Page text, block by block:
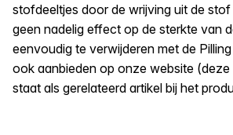
stofdeeltjes door de wrijving uit de stof
geen nadelig effect op de sterkte van
eenvoudig te verwijderen met de
ook aanbieden op onze website (deze
staat als gerelateerd artikel bij het